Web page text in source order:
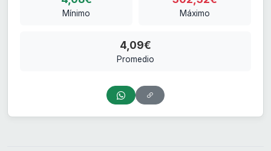
Mínimo Máximo
4,09€
Promedio